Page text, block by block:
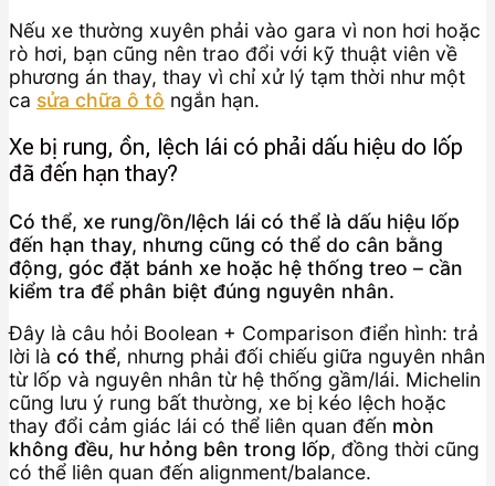
Nếu xe thường xuyên phải vào gara vì non hơi hoặc
rò hơi, bạn cũng nên trao đổi với kỹ thuật viên về
phương án thay, thay vì chỉ xử lý tạm thời như một
ca sửa chữa ô tô ngắn hạn.
Xe bị rung, ồn, lệch lái có phải dấu hiệu do lốp
đã đến hạn thay?
Có thể, xe rung/ồn/lệch lái có thể là dấu hiệu lốp
đến hạn thay, nhưng cũng có thể do cân bằng
động, góc đặt bánh xe hoặc hệ thống treo – cần
kiểm tra để phân biệt đúng nguyên nhân.
Đây là câu hỏi Boolean + Comparison điển hình: trả
lời là có thể, nhưng phải đối chiếu giữa nguyên nhân
từ lốp và nguyên nhân từ hệ thống gầm/lái. Michelin
cũng lưu ý rung bất thường, xe bị kéo lệch hoặc
thay đổi cảm giác lái có thể liên quan đến mòn
không đều, hư hỏng bên trong lốp, đồng thời cũng
có thể liên quan đến alignment/balance.